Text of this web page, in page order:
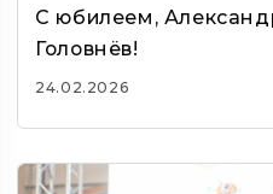
С юбилеем,
Головнёв!
24.02.2026